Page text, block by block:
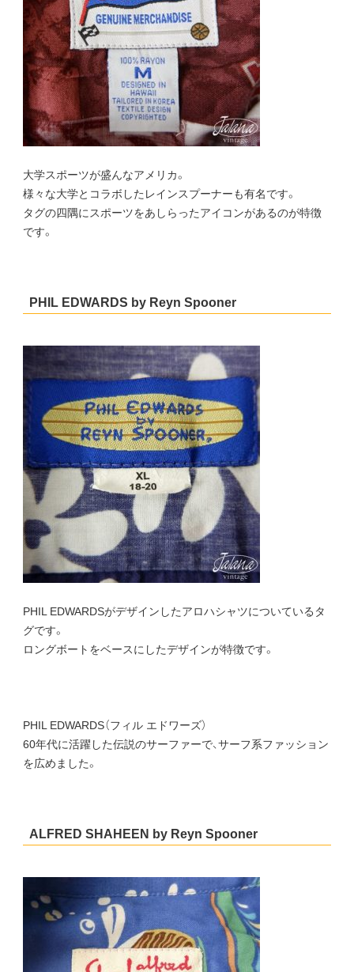
大学スポーツが盛んなアメリカ。
様々な大学とコラボしたレインスプーナーも有名です。
タグの四隅にスポーツをあしらったアイコンがあるのが特徴
です。
PHIL EDWARDS by Reyn Spooner
PHIL EDWARDSがデザインしたアロハシャツについているタ
グです。
ロングボートをベースにしたデザインが特徴です。
PHIL EDWARDS（フィル エドワーズ）
60年代に活躍した伝説のサーファーで、サーフ系ファッション
を広めました。
ALFRED SHAHEEN by Reyn Spooner